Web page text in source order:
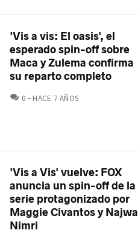
'Vis a vis: El oasis', el
esperado spin-off sobre
Maca y Zulema confirma
su reparto completo
0 COMENTARIOS
HACE 7 AÑOS
'Vis a Vis' vuelve: FOX
anuncia un spin-off de la
serie protagonizado por
Maggie Civantos y Najwa
Nimri